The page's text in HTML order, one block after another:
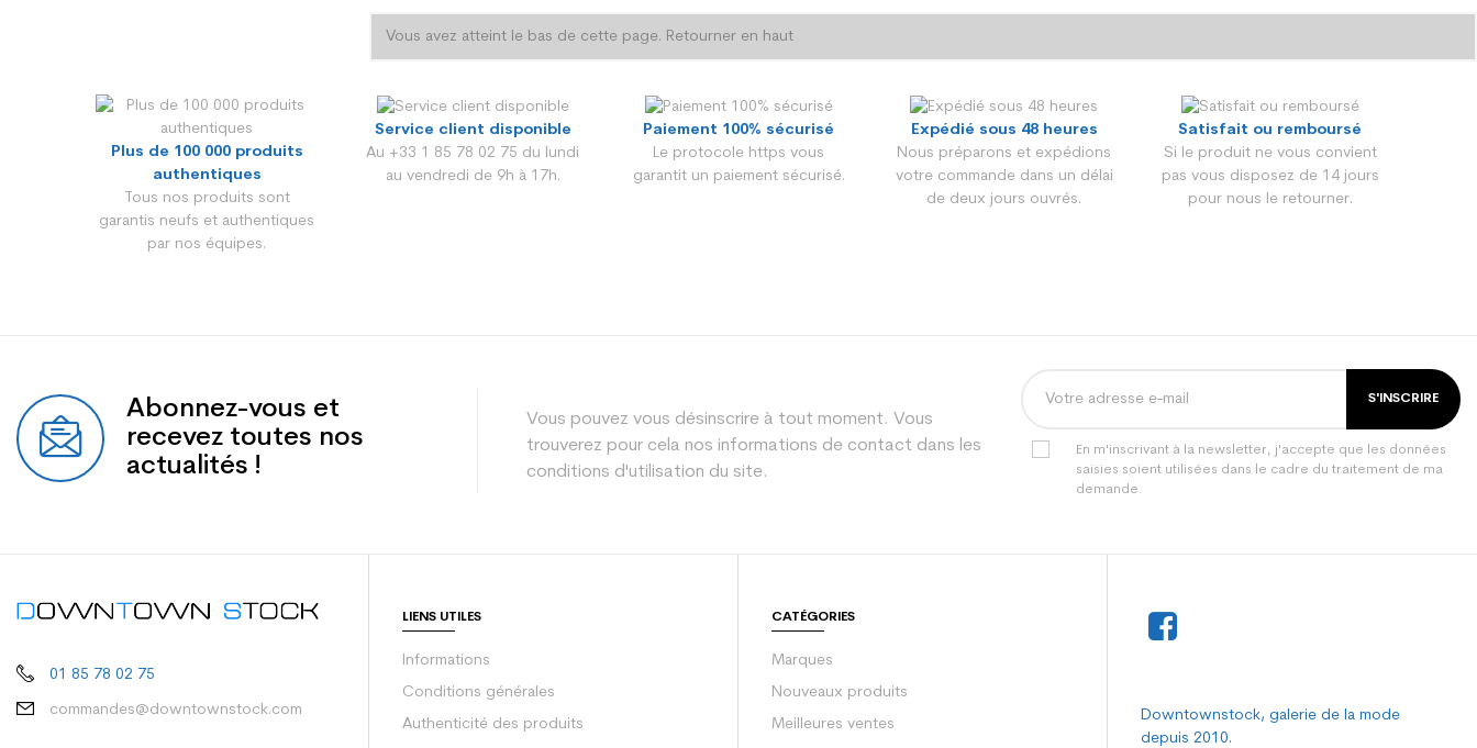
Vous avez atteint le bas de cette page. Retourner en haut
Plus de 100 000 produits
authentiques
Tous nos produits sont
garantis neufs et authentiques
par nos équipes.
Service client disponible
Au +33 1 85 78 02 75 du lundi
au vendredi de 9h à 17h.
Paiement 100% sécurisé
Le protocole https vous
garantit un paiement sécurisé.
Expédié sous 48 heures
Nous préparons et expédions
votre commande dans un délai
de deux jours ouvrés.
Satisfait ou remboursé
Si le produit ne vous convient
pas vous disposez de 14 jours
pour nous le retourner.
Abonnez-vous et
recevez toutes nos
actualités !
Vous pouvez vous désinscrire à tout moment. Vous
trouverez pour cela nos informations de contact dans les
conditions d'utilisation du site.
S'INSCRIRE
En m'inscrivant à la newsletter, j'accepte que les données
saisies soient utilisées dans le cadre du traitement de ma
demande.
01 85 78 02 75
commandes@downtownstock.com
LIENS UTILES
Informations
Conditions générales
Authenticité des produits
CATÉGORIES
Marques
Nouveaux produits
Meilleures ventes
Downtownstock, galerie de la mode
depuis 2010.